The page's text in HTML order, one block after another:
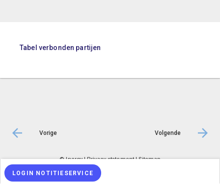
Tabel verbonden partijen
Vorige Volgende
© Inergy|Privacy statement|Sitemap
LOGIN NOTITIESERVICE